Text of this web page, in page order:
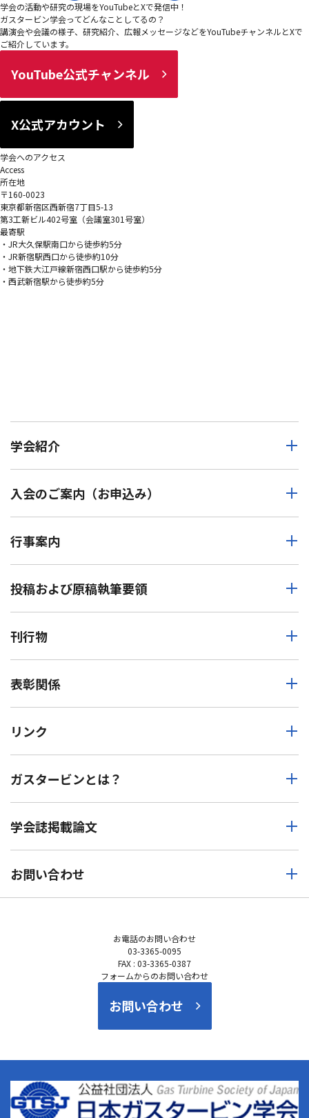
学会の活動や研究の現場をYouTubeとXで発信中！
ガスタービン学会ってどんなことしてるの？
講演会や会議の様子、研究紹介、広報メッセージなどをYouTubeチャンネルとXで
ご紹介しています。
YouTube公式チャンネル
X公式アカウント
学会へのアクセス
Access
所在地
〒160-0023
東京都新宿区西新宿7丁目5-13
第3工新ビル402号室（会議室301号室）
最寄駅
・JR大久保駅南口から徒歩約5分
・JR新宿駅西口から徒歩約10分
・地下鉄大江戸線新宿西口駅から徒歩約5分
・西武新宿駅から徒歩約5分
お電話のお問い合わせ
03-3365-0095
FAX : 03-3365-0387
フォームからのお問い合わせ
お問い合わせ
学会紹介
入会のご案内（お申込み）
行事案内
投稿および原稿執筆要領
刊行物
表彰関係
リンク
ガスタービンとは？
学会誌掲載論文
お問い合わせ